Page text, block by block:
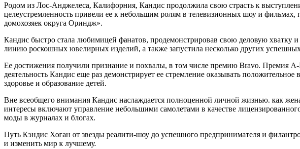
Родом из Лос-Анджелеса, Калифорния, Кандис продолжила свою страсть к
целеустремленность привели ее к небольшим ролям в телевизионных шоу и
домохозяек округа Ориндж».
Кандис быстро стала любимицей фанатов, продемонстрировав свою деловую
линию роскошных ювелирных изделий, а также запустила несколько других
Ее достижения получили признание и похвалы, в том числе премию Bravo. Премия
деятельность Кандис еще раз демонстрирует ее стремление оказывать
здоровье и образование детей.
Вне всеобщего внимания Кандис наслаждается полноценной личной жизнью. как
интересы включают управление небольшими самолетами в качестве
моды в журналах и блогах.
Путь Кэндис Хоган от звезды реалити-шоу до успешного предпринимателя и
и изменить мир к лучшему.